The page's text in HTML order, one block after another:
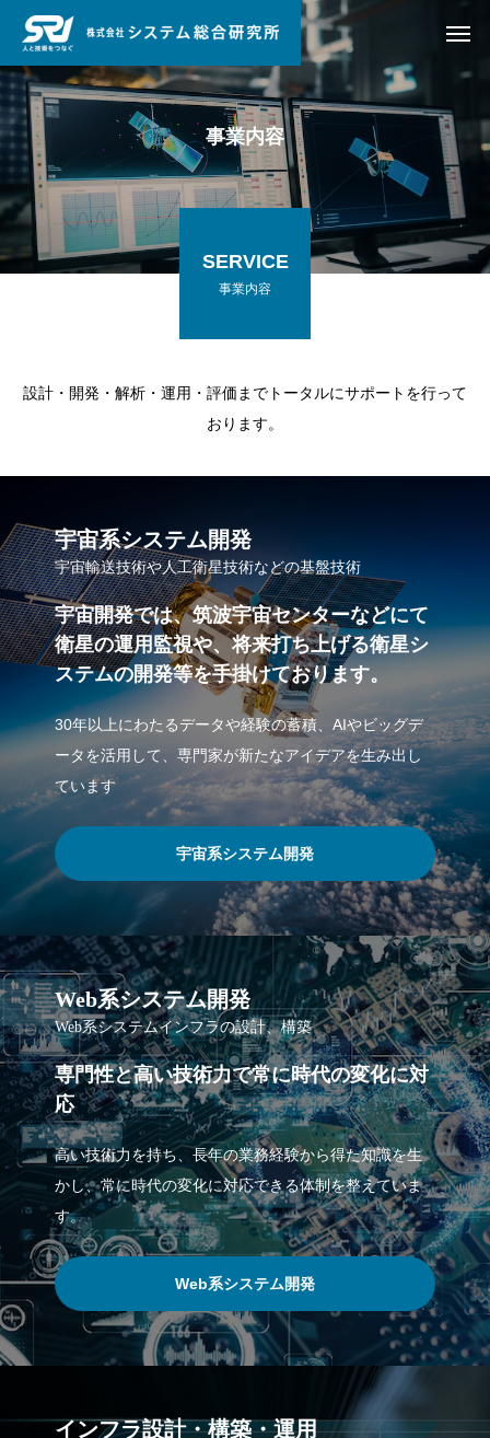
事業内容
SERVICE
事業内容
設計・開発・解析・運用・評価までトータルにサポートを行って
おります。
宇宙系システム開発
宇宙輸送技術や人工衛星技術などの基盤技術
宇宙開発では、筑波宇宙センターなどにて
衛星の運用監視や、将来打ち上げる衛星シ
ステムの開発等を手掛けております。
30年以上にわたるデータや経験の蓄積、AIやビッグデ
ータを活用して、専門家が新たなアイデアを生み出し
ています
宇宙系システム開発
Web系システム開発
Web系システムインフラの設計、構築
専門性と高い技術力で常に時代の変化に対
応
高い技術力を持ち、長年の業務経験から得た知識を生
かし、常に時代の変化に対応できる体制を整えていま
す。
Web系システム開発
インフラ設計・構築・運用